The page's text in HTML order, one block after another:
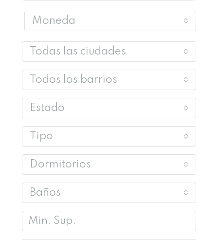
Moneda
Todas las ciudades
Todos los barrios
Estado
Tipo
Dormitorios
Baños